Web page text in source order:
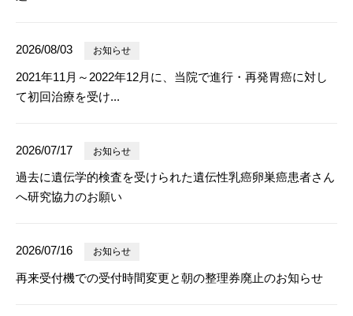
2026/08/03 お知らせ
2021年11月～2022年12月に、当院で進行・再発胃癌に対し
て初回治療を受け...
2026/07/17 お知らせ
過去に遺伝学的検査を受けられた遺伝性乳癌卵巣癌患者さん
へ研究協力のお願い
2026/07/16 お知らせ
再来受付機での受付時間変更と朝の整理券廃止のお知らせ